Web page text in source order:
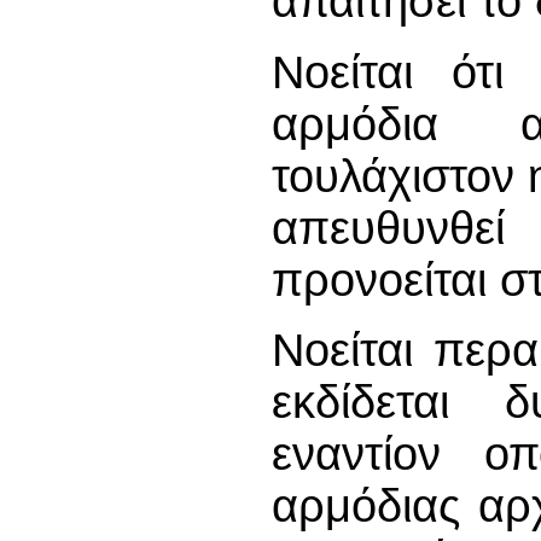
Νοείται
αρμόδια
προνοείται
Νοείται
εκδίδεται
εναντίον
αρμόδιας